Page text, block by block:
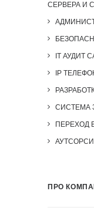
СЕРВЕРА И
IT АУДИТ
IP
СИСТЕМА
ПЕРЕХОД
ПРО